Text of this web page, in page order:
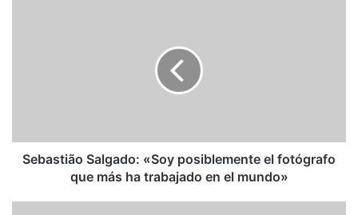
ha
trabajado
Sebastião Salgado: «Soy posiblemente el fotógrafo
que más ha trabajado en el mundo»